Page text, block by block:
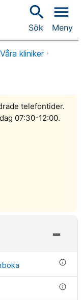
search
Sök
menu
Meny
Våra kliniker
telefontider.
07:30-12:00.
info
info